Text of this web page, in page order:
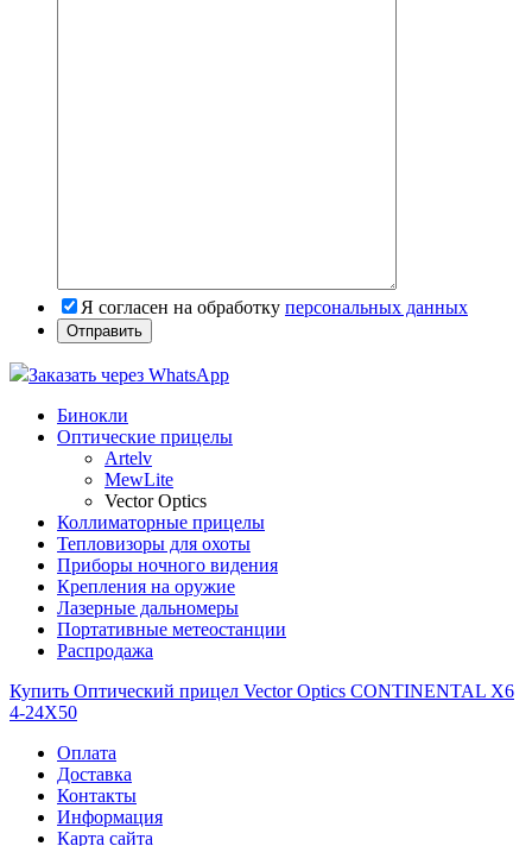
Я согласен на обработку персональных данных
Заказать через WhatsApp
Бинокли
Оптические прицелы
Artelv
MewLite
Vector Optics
Коллиматорные прицелы
Тепловизоры для охоты
Приборы ночного видения
Крепления на оружие
Лазерные дальномеры
Портативные метеостанции
Распродажа
Купить Оптический прицел Vector Optics CONTINENTAL X6
4-24X50
Оплата
Доставка
Контакты
Информация
Карта сайта